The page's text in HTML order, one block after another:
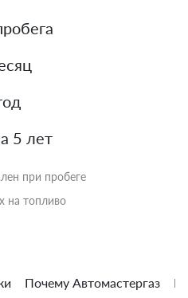
5 лет
при пробеге
на топливо
Почему Автомастергаз